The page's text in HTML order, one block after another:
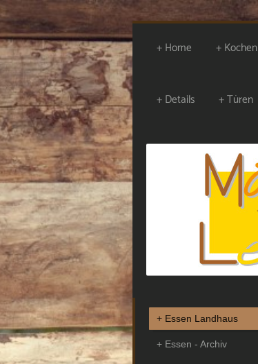
Home Kochen
Details Türen
Essen Landhaus
Essen - Archiv